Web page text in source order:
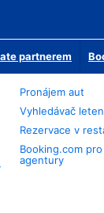
partnerem
Pronájem aut
Vyhledávač
Rezervace v
Booking.com
agentury